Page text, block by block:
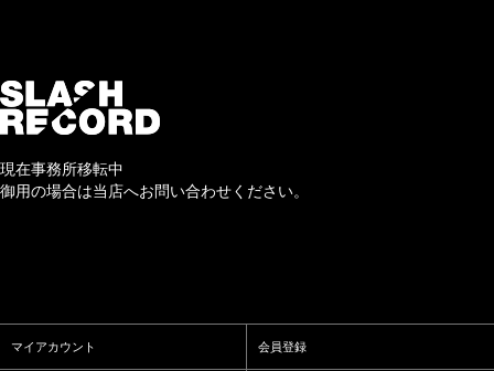
現在事務所移転中
御用の場合は当店へお問い合わせください。
マイアカウント 会員登録